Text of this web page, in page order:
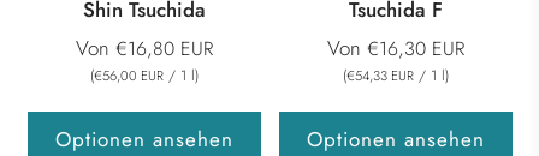
Shin Tsuchida
Von €16,80 EUR
(€56,00 EUR / 1 l)
Optionen ansehen
Tsuchida F
Von €16,30 EUR
(€54,33 EUR / 1 l)
Optionen ansehen